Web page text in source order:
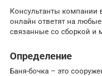
Консультанты компании
онлайн ответят на
связанные со сборкой и
Определение
Баня-бочка – это